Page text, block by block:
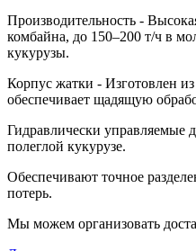
Производительность -
комбайна, до 150–200 т/ч в
кукурузы.
Корпус жатки - Изготовлен
обеспечивает щадящую
Гидравлически управляемые
полеглой кукурузе.
Обеспечивают точное
потерь.
Мы можем организовать